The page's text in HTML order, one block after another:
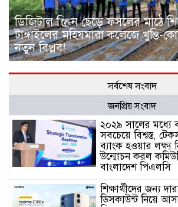
ডিজিটাল স্ক্রিন ছেড়ে ফসলের মাঠে
টাঙ্গাইলের মহিষমারা কলেজে খুন্তি-
নতুন বিপ্লব!
সর্বশেষ সংবাদ
জনপ্রিয় সংবাদ
২০২৯ সালের মধ্যে
সবচেয়ে বিশ্বস্ত,
ব্যাংক হওয়ার লক্ষ্য
উন্মোচন করল
বাংলাদেশ পিএলসি
শিক্ষার্থীদের জন্য
ডিসকাউন্ট নিয়ে